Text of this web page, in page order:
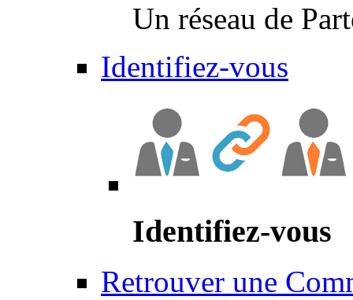
Un réseau de
Identifiez-vous
Identifiez-vous
Retrouver une